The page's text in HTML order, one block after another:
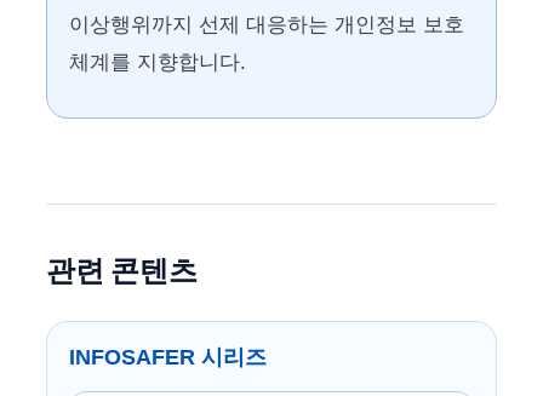
이상행위까지 선제 대응하는 개인정보 보호
체계를 지향합니다.
관련 콘텐츠
INFOSAFER 시리즈